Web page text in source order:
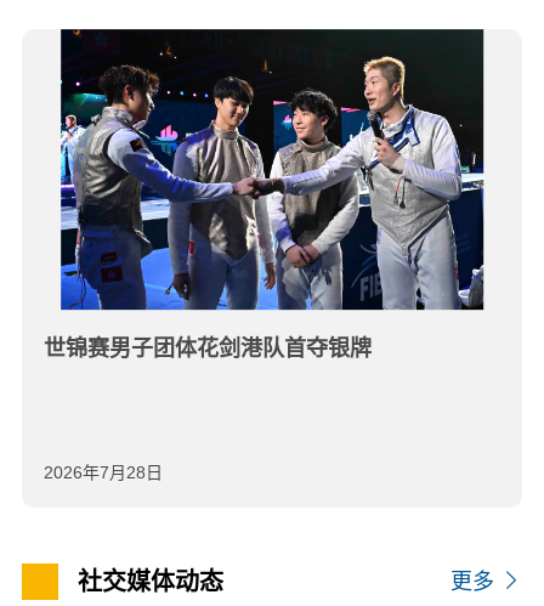
世锦赛男子团体花剑港队首夺银牌
2026年7月28日
社交媒体动态 更多